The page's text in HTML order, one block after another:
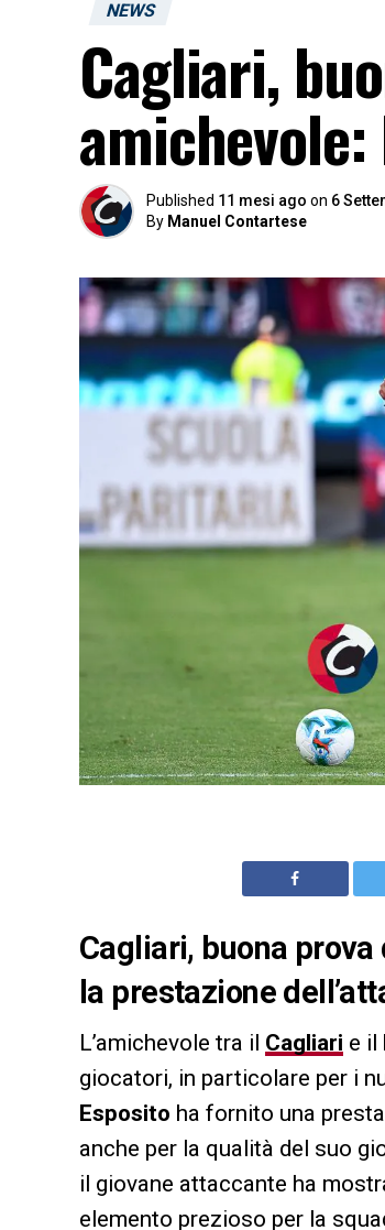
NEWS
Cagliari,
Published 11 mesi ago on 6
By Manuel Contartese
Cagliari, buona
la prestazione
L’amichevole tra il Cagliari e il
giocatori, in particolare per i
Esposito ha fornito una
anche per la qualità del suo
il giovane attaccante ha
elemento prezioso per la